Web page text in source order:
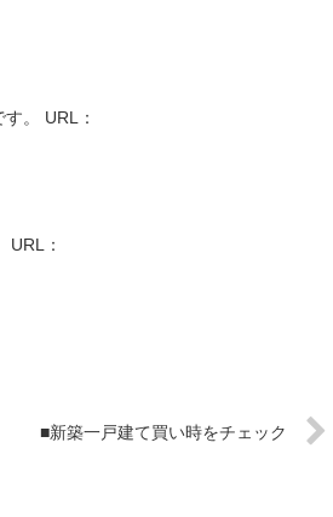
。 URL：
URL：
■新築一戸建て買い時をチェック